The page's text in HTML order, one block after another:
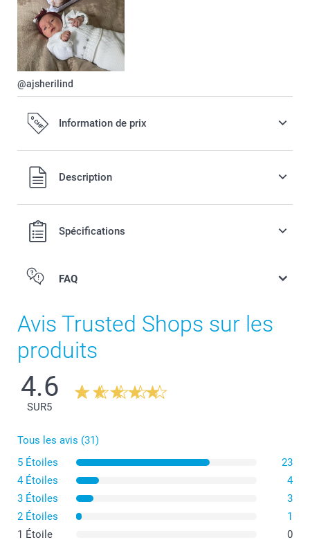
@ajsherilind
Information de prix
Tous les prix sont en francs suisses (CHF), TVA incluse et
hors frais de port.
Description
Spécifications
FAQ
Avis Trusted Shops sur les
produits
4.6
SUR5
Tous les avis (31)
5 Étoiles
23
4 Étoiles
4
3 Étoiles
3
2 Étoiles
1
1 Étoile
0